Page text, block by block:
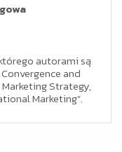
autorami są
and
Strategy,
Marketing”.